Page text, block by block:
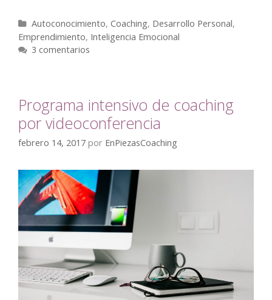
Autoconocimiento, Coaching, Desarrollo Personal,
Emprendimiento, Inteligencia Emocional
3 comentarios
Programa intensivo de coaching
por videoconferencia
febrero 14, 2017 por EnPiezasCoaching